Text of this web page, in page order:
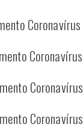
Coronavírus
Coronavírus
Coronavírus
Coronavírus